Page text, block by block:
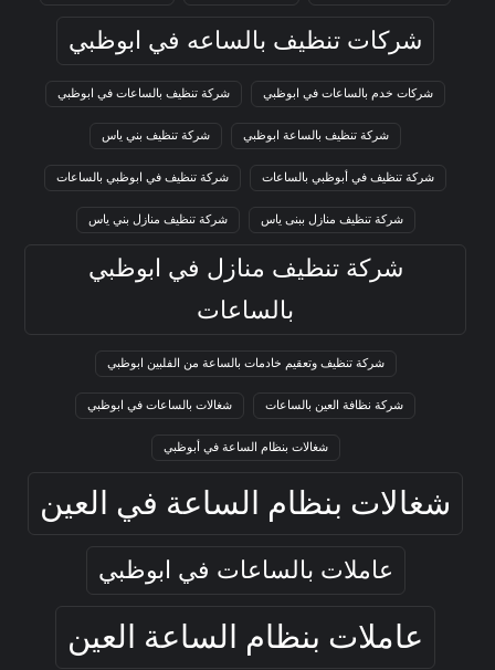
شركات تنظيف بالساعه في ابوظبي
شركات خدم بالساعات في ابوظبي شركة تنظيف بالساعات في ابوظبي
شركة تنظيف بالساعة ابوظبي شركة تنظيف بني ياس
شركة تنظيف في أبوظبي بالساعات شركة تنظيف في ابوظبي بالساعات
شركة تنظيف منازل ببنى ياس شركة تنظيف منازل بني ياس
شركة تنظيف منازل في ابوظبي
بالساعات
شركة تنظيف وتعقيم خادمات بالساعة من الفلبين ابوظبي
شركة نظافة العين بالساعات شغالات بالساعات في ابوظبي
شغالات بنظام الساعة في أبوظبي
شغالات بنظام الساعة في العين
عاملات بالساعات في ابوظبي
عاملات بنظام الساعة العين